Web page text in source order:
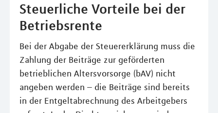
Steuerliche Vorteile bei der
Betriebsrente
Bei der Abgabe der Steuererklärung muss die
Zahlung der Beiträge zur geförderten
betrieblichen Altersvorsorge (bAV) nicht
angeben werden – die Beiträge sind bereits
in der Entgeltabrechnung des Arbeitgebers